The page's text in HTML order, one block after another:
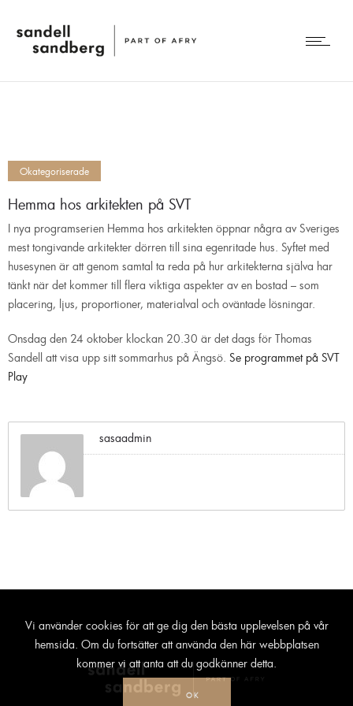
Okategoriserade
Hemma hos arkitekten på SVT
I nya programserien Hemma hos arkitekten öppnar några av Sveriges
mest tongivande arkitekter dörren till sina egenritade hus. Syftet med
husesynen är att genom samtal ta reda på hur arkitekterna själva har
tänkt när det kommer till flera viktiga aspekter av en bostad – som
placering, ljus, proportioner, materialval och oväntade lösningar.
Onsdag den 24 oktober klockan 20.30 är det dags för Thomas
Sandell att visa upp sitt sommarhus på Ängsö. Se programmet på SVT
Play
sasaadmin
Vi använder cookies för att ge dig den bästa upplevelsen på vår
hemsida. Om du fortsätter att använda den här webbplatsen
kommer vi att anta att du godkänner detta.
OK